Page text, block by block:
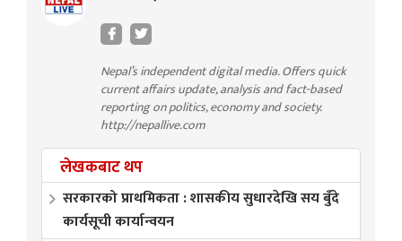
Nepal’s independent digital media. Offers quick
current affairs update, analysis and fact-based
reporting on politics, economy and society.
http://nepallive.com
लेखकबाट थप
सरकारको प्राथमिकता : शासकीय सुधारदेखि सय बुँदे
कार्यसूची कार्यान्वयन